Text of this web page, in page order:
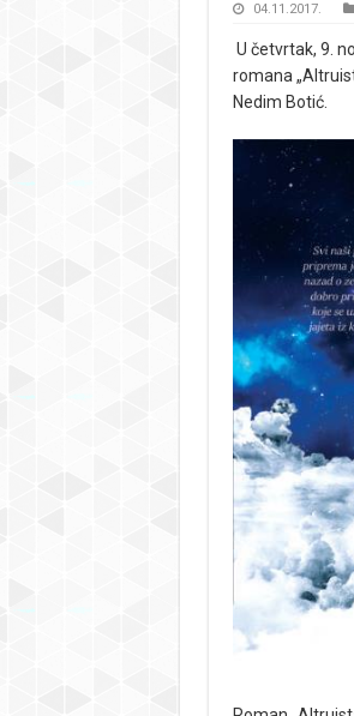
04.11.2017.
U četvrtak, 9.
romana
Nedim Botić.